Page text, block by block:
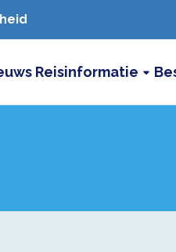
Reisinformatie